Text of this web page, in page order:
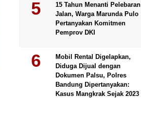
15 Tahun Menanti Pelebaran
Jalan, Warga Marunda Pulo
Pertanyakan Komitmen
Pemprov DKI
Mobil Rental Digelapkan,
Diduga Dijual dengan
Dokumen Palsu, Polres
Bandung Dipertanyakan:
Kasus Mangkrak Sejak 2023